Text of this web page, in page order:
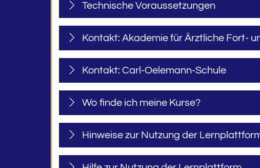
Technische Voraussetzungen
Kontakt: Akademie für Ärztliche Fort-
Kontakt: Carl-Oelemann-Schule
Wo finde ich meine Kurse?
Hinweise zur Nutzung der